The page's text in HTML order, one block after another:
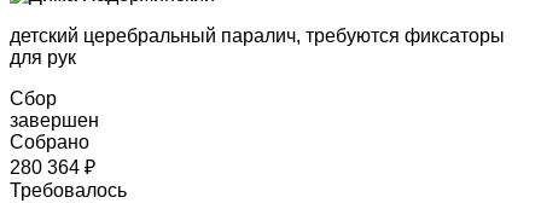
детский церебральный паралич, требуются фиксаторы
для рук
Сбор
завершен
Собрано
280 364 ₽
Требовалось